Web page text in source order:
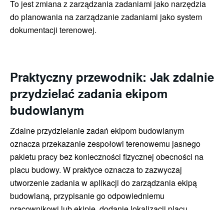
To jest zmiana z zarządzania zadaniami jako narzędzia
do planowania na zarządzanie zadaniami jako system
dokumentacji terenowej.
Praktyczny przewodnik: Jak zdalnie
przydzielać zadania ekipom
budowlanym
Zdalne przydzielanie zadań ekipom budowlanym
oznacza przekazanie zespołowi terenowemu jasnego
pakietu pracy bez konieczności fizycznej obecności na
placu budowy. W praktyce oznacza to zazwyczaj
utworzenie zadania w aplikacji do zarządzania ekipą
budowlaną, przypisanie go odpowiedniemu